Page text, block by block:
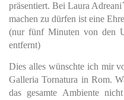
präsentiert. Bei Laura
machen zu dürfen ist eine
(nur fünf Minuten von den
entfernt)
Dies alles wünschte ich mir
Galleria Tornatura in Rom.
das gesamte Ambiente